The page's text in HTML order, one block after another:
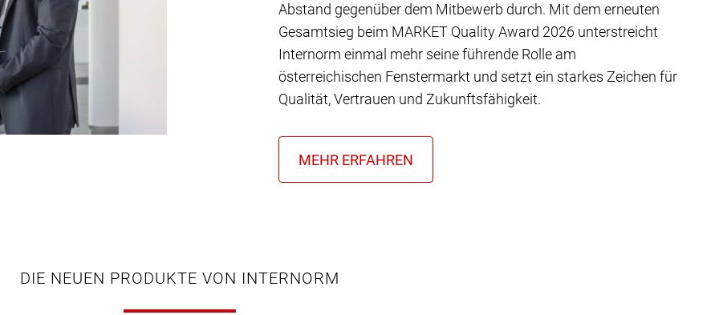
Abstand gegenüber dem Mitbewerb durch. Mit dem erneuten
Gesamtsieg beim MARKET Quality Award 2026 unterstreicht
Internorm einmal mehr seine führende Rolle am
österreichischen Fenstermarkt und setzt ein starkes Zeichen für
Qualität, Vertrauen und Zukunftsfähigkeit.
DIE NEUEN PRODUKTE VON INTERNORM